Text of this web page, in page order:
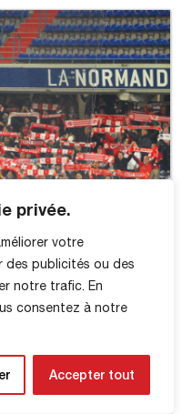
privée.
votre
des publicités ou des
notre trafic. En
consentez à notre
Accepter tout